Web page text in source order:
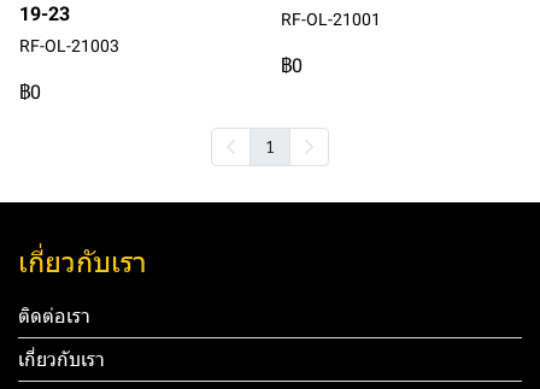
19-23
RF-OL-21003
฿0
RF-OL-21001
฿0
1
เกี่ยวกับเรา
ติดต่อเรา
เกี่ยวกับเรา